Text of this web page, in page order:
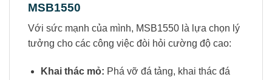
MSB1550
Với sức mạnh của mình, MSB1550 là lựa chọn lý
tưởng cho các công việc đòi hỏi cường độ cao:
Khai thác mỏ: Phá vỡ đá tảng, khai thác đá